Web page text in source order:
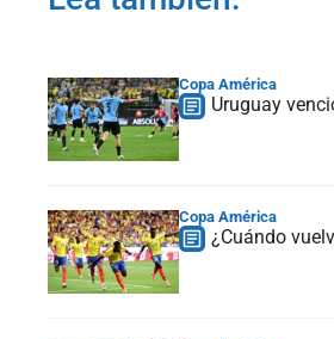
Copa América
Uruguay
Copa América
¿Cuándo